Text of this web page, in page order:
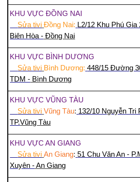
KHU VỰC ĐỒNG NAI
Sửa tivi Đồng Nai: L2/12 Khu Phú Gia
Biên Hòa - Đồng Nai
KHU VỰC BÌNH DƯƠNG
Sửa tivi Bình Dương: 448/15 Đường
TDM - Bình Dương
KHU VỰC VŨNG TÀU
Sửa tivi Vũng Tàu: 132/10 Nguyễn
TP.Vũng Tàu
KHU VỰC AN GIANG
Sửa tivi An Giang: 51 Chu Văn An -
Xuyên -An Giang